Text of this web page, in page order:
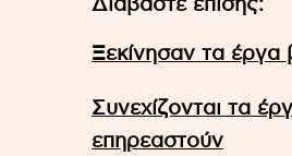
Διαβάστε επίσης:
Ξεκίνησαν τα έργα
Συνεχίζονται τα
επηρεαστούν